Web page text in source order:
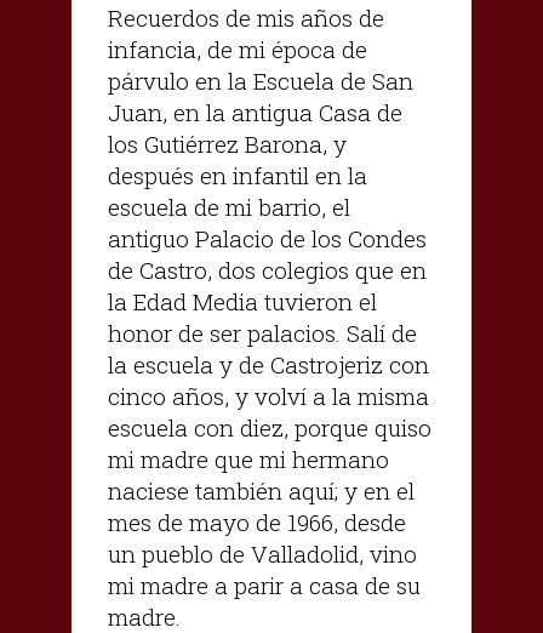
Recuerdos de mis años de
infancia, de mi época de
párvulo en la Escuela de San
Juan, en la antigua Casa de
los Gutiérrez Barona, y
después en infantil en la
escuela de mi barrio, el
antiguo Palacio de los Condes
de Castro, dos colegios que en
la Edad Media tuvieron el
honor de ser palacios. Salí de
la escuela y de Castrojeriz con
cinco años, y volví a la misma
escuela con diez, porque quiso
mi madre que mi hermano
naciese también aquí; y en el
mes de mayo de 1966, desde
un pueblo de Valladolid, vino
mi madre a parir a casa de su
madre.